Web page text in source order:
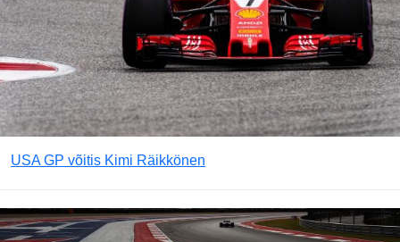
USA GP võitis Kimi Räikkönen